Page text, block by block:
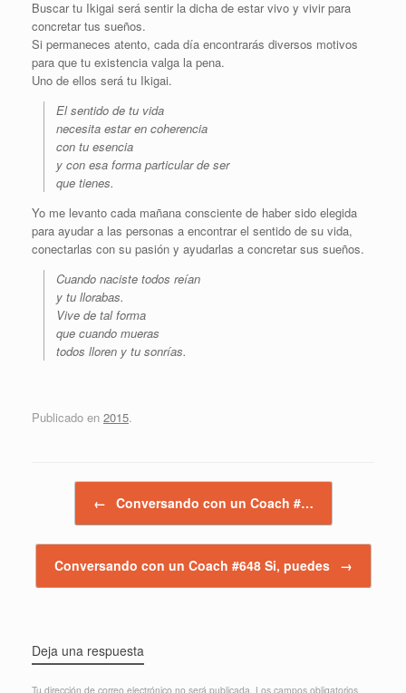
Buscar tu Ikigai será sentir la dicha de estar vivo y vivir para
concretar tus sueños.
Si permaneces atento, cada día encontrarás diversos motivos
para que tu existencia valga la pena.
Uno de ellos será tu Ikigai.
El sentido de tu vida
necesita estar en coherencia
con tu esencia
y con esa forma particular de ser
que tienes.
Yo me levanto cada mañana consciente de haber sido elegida
para ayudar a las personas a encontrar el sentido de su vida,
conectarlas con su pasión y ayudarlas a concretar sus sueños.
Cuando naciste todos reían
y tu llorabas.
Vive de tal forma
que cuando mueras
todos lloren y tu sonrías.
Publicado en 2015.
← Conversando con un Coach #…
Conversando con un Coach #648 Si, puedes →
Deja una respuesta
Tu dirección de correo electrónico no será publicada. Los campos obligatorios